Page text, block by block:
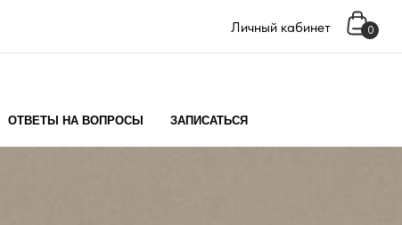
0
Личный кабинет
ОТВЕТЫ НА ВОПРОСЫ ЗАПИСАТЬСЯ